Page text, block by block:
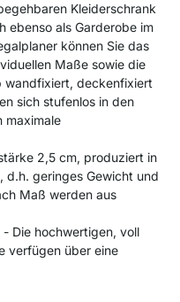
Kleiderschrank
ebenso als Garderobe im
können Sie das
Maße sowie die
wandfixiert, deckenfixiert
sich stufenlos in den
maximale
2,5 cm, produziert in
d.h. geringes Gewicht und
Maß werden aus
- Die hochwertigen, voll
verfügen über eine